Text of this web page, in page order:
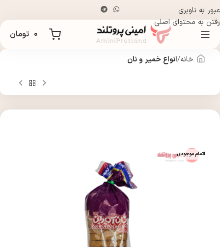
عبور به ناوبری
رفتن به محتوای اصلی
۰ تومان
خانه انواع خمیر و نان
اتمام موجودی